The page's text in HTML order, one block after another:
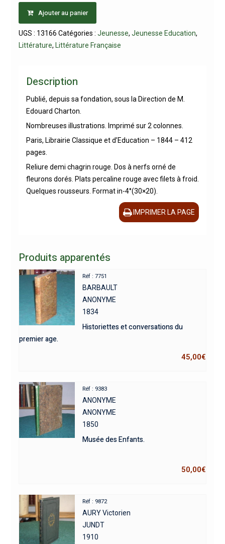
Ajouter au panier
UGS : 13166 Catégories : Jeunesse, Jeunesse Education,
Littérature, Littérature Française
Description
Publié, depuis sa fondation, sous la Direction de M.
Edouard Charton.
Nombreuses illustrations. Imprimé sur 2 colonnes.
Paris, Librairie Classique et d’Education – 1844 – 412
pages.
Reliure demi chagrin rouge. Dos à nerfs orné de
fleurons dorés. Plats percaline rouge avec filets à froid.
Quelques rousseurs. Format in-4°(30×20).
IMPRIMER LA PAGE
Produits apparentés
Réf : 7751
BARBAULT
ANONYME
1834
Historiettes et conversations du
premier age.
45,00€
Réf : 9383
ANONYME
ANONYME
1850
Musée des Enfants.
50,00€
Réf : 9872
AURY Victorien
JUNDT
1910